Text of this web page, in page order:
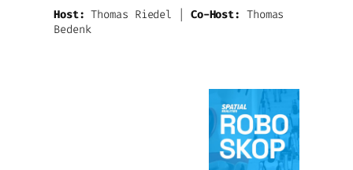
Host: Thomas Riedel | Co-Host: Thomas
Bedenk